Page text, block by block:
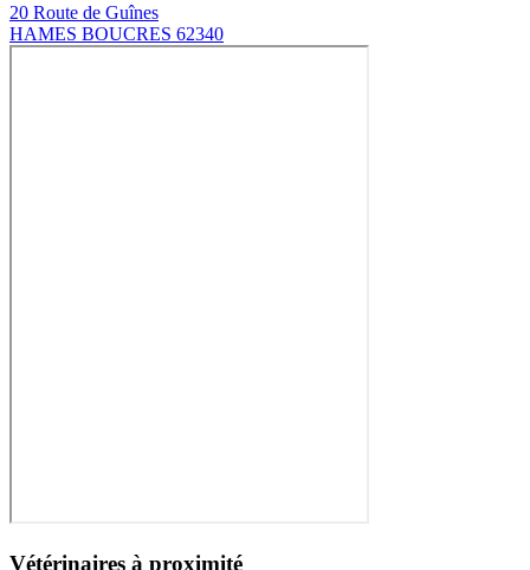
20 Route de Guînes
HAMES BOUCRES 62340
Vétérinaires à proximité